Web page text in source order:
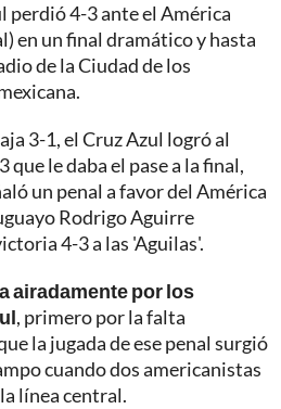
perdió 4-3 ante el América
en un final dramáticoy hasta
de la Ciudad de los
3-1, el Cruz Azul logró al
le daba el pase a la final,
un penal a favor del América
Rodrigo Aguirre
4-3 a las 'Aguilas'.
airadamente por los
, primero por la falta
la jugada de ese penal surgió
cuando dos americanistas
línea central.